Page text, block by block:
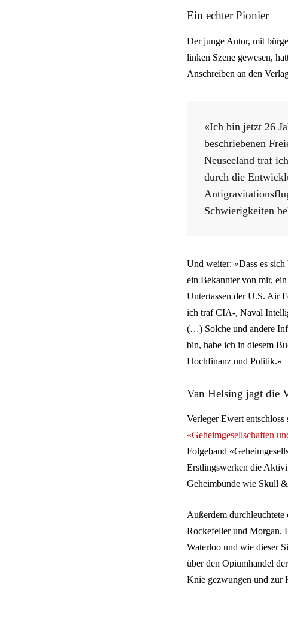
Ein echter Pionier
Der junge Autor, mit
linken Szene gewesen,
Anschreiben an den
«Ich bin jetzt 26
beschriebenen
Neuseeland traf
durch die
Schwierigkeiten
Und weiter: «Dass es
ein Bekannter von mir,
Untertassen der U.S. Air
ich traf CIA-, Naval
(…) Solche und andere
bin, habe ich in diesem
Hochfinanz und Politik.»
Van Helsing jagt die
Verleger Ewert
«Geheimgesellschaften
Folgeband
Erstlingswerken die
Geheimbünde wie Skull
Außerdem
Rockefeller und Morgan.
Waterloo und wie dieser
über den Opiumhandel
Knie gezwungen und zur